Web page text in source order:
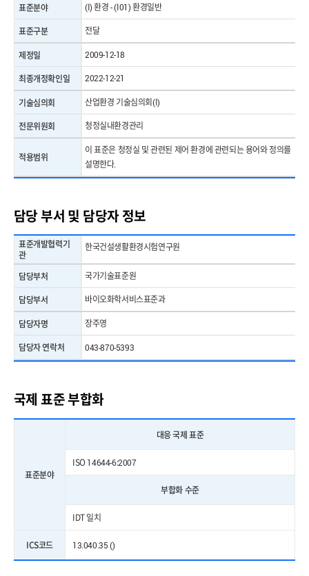
표준분야 (I) 환경 - (I01) 환경일반
표준구분 전달
제정일 2009-12-18
최종개정확인일 2022-12-21
기술심의회 산업환경 기술심의회(I)
전문위원회 청정실내환경관리
적용범위
이 표준은 청정실 및 관련된 제어 환경에 관련되는 용어와 정의를
설명한다.
담당 부서 및 담당자 정보
표준개발협력기
관
한국건설생활환경시험연구원
담당부처 국가기술표준원
담당부서 바이오화학서비스표준과
담당자명 장주영
담당자 연락처 043-870-5393
국제 표준 부합화
표준분야
대응 국제 표준
ISO 14644-6:2007
부합화 수준
IDT 일치
ICS코드 13.040.35 ()